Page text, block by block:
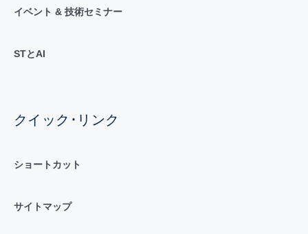
イベント & 技術セミナー
STとAI
クイック･リンク
ショートカット
サイトマップ